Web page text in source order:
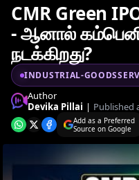
CMR Green
- ஆனால்
நடக்கிறது?
INDUSTRIAL-
Author
Devika Pillai | Published
Add as a Preferred
Source on Google